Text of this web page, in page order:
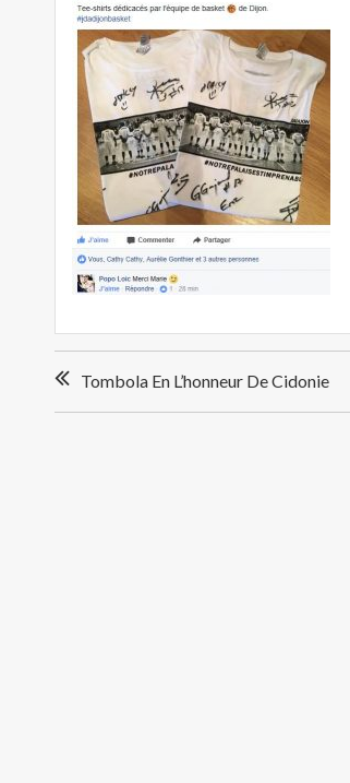
Navigation
Tombola En L’honneur De Cidonie